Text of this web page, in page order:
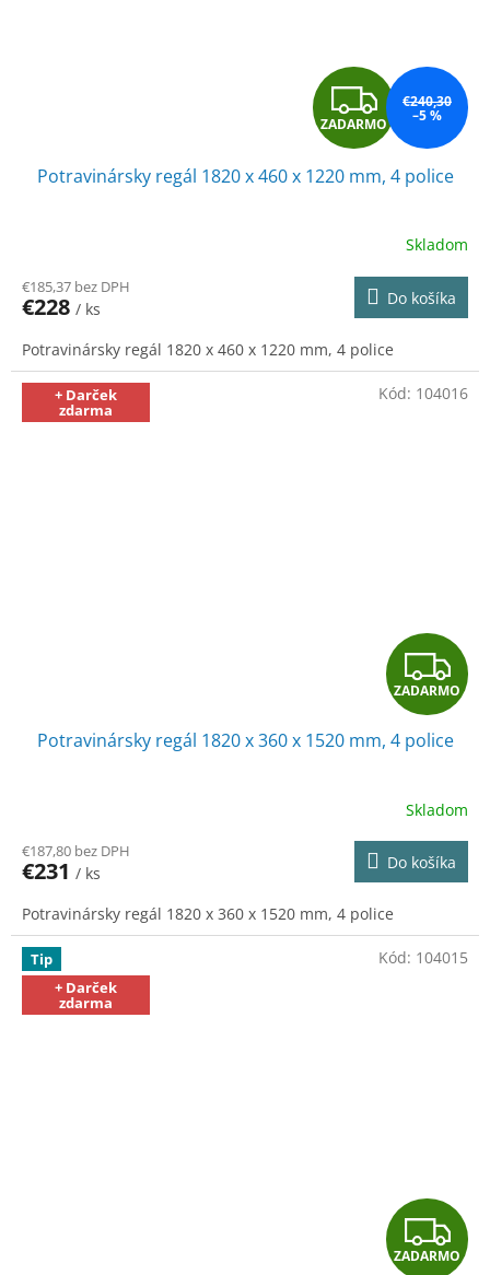
Z
A
D
A
R
M
O
ZADARMO
€240,30
–5 %
Potravinársky regál 1820 x 460 x 1220 mm, 4 police
Skladom
€185,37 bez DPH
€228 / ks
Do košíka
Potravinársky regál 1820 x 460 x 1220 mm, 4 police
+ Darček
zdarma
Z
A
D
A
R
M
O
ZADARMO
Potravinársky regál 1820 x 360 x 1520 mm, 4 police
Skladom
€187,80 bez DPH
€231 / ks
Do košíka
Potravinársky regál 1820 x 360 x 1520 mm, 4 police
Kód: 104016
Tip
+ Darček
zdarma
Z
ZADARMO
Kód: 104015